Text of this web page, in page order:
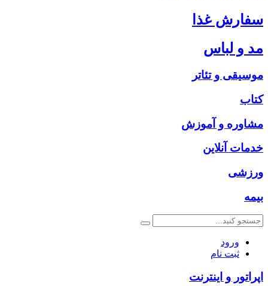
سفارش غذا
مد و لباس
موسیقی و تئاتر
کتاب
مشاوره و آموزش
خدمات آنلاین
ورزشی
بیمه
ورود
ثبت نام
اپراتور و اینترنت